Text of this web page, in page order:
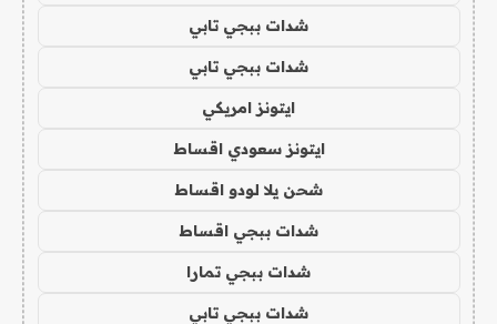
شدات ببجي تابي
شدات ببجي تابي
ايتونز امريكي
ايتونز سعودي اقساط
شحن يلا لودو اقساط
شدات ببجي اقساط
شدات ببجي تمارا
شدات ببجي تابي